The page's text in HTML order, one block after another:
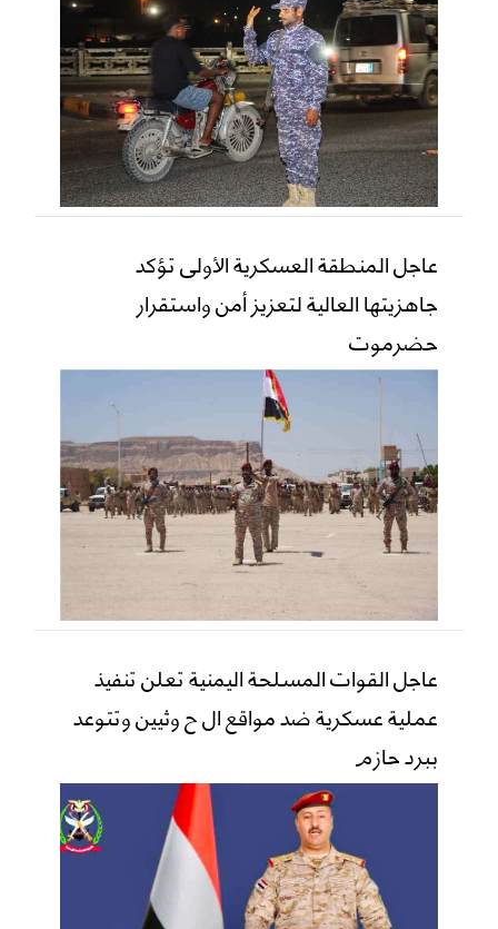
عاجل المنطقة العسكرية الأولى تؤكد
جاهزيتها العالية لتعزيز أمن واستقرار
حضرموت
عاجل القوات المسلحة اليمنية تعلن تنفيذ
عملية عسكرية ضد مواقع ال ح وثيين وتتوعد
ببرد حازم